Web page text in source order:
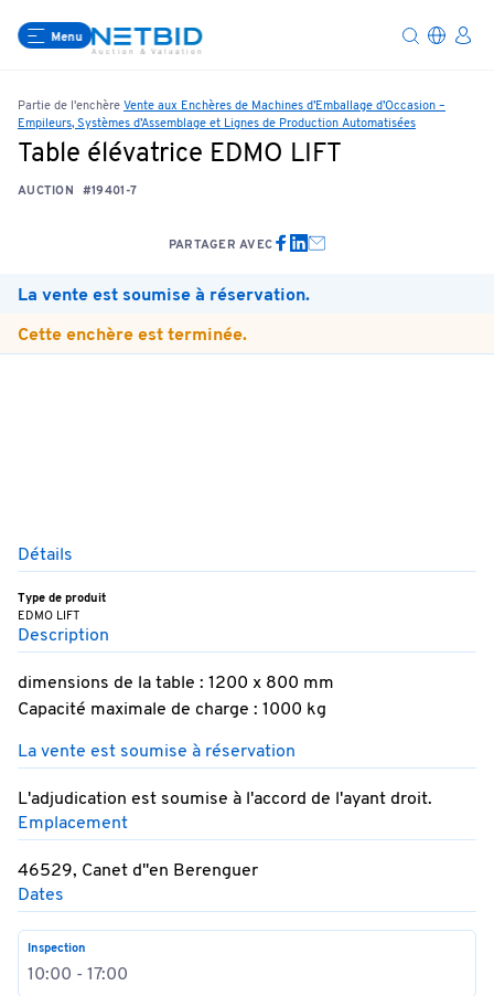
Menu
Partie de l'enchère Vente aux Enchères de Machines d’Emballage d’Occasion –
Empileurs, Systèmes d’Assemblage et Lignes de Production Automatisées
Table élévatrice EDMO LIFT
AUCTION #19401-7
PARTAGER AVEC
La vente est soumise à réservation.
Cette enchère est terminée.
Détails
Type de produit
EDMO LIFT
Description
dimensions de la table : 1200 x 800 mm
Capacité maximale de charge : 1000 kg
La vente est soumise à réservation
L'adjudication est soumise à l'accord de l'ayant droit.
Emplacement
46529, Canet d''en Berenguer
Dates
Inspection
10:00 - 17:00